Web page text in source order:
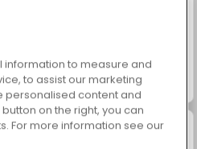
Tesoros del Mar Místico
to measure and
to assist our marketing
personalised content and
on the right, you can
For more information see our